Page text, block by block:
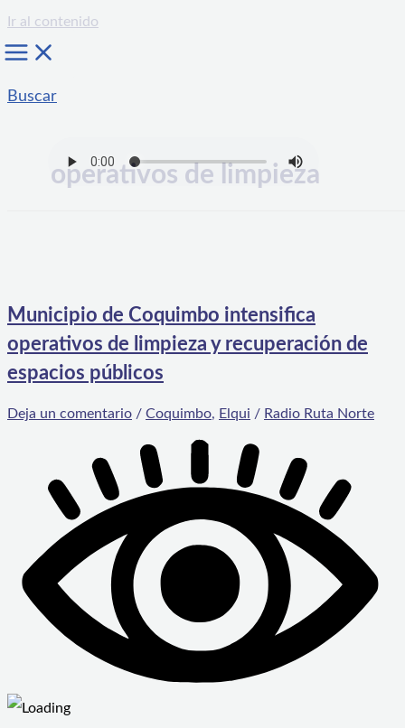
Ir al contenido
Buscar
operativos de limpieza
Municipio de Coquimbo intensifica
operativos de limpieza y recuperación de
espacios públicos
Deja un comentario / Coquimbo, Elqui / Radio Ruta Norte